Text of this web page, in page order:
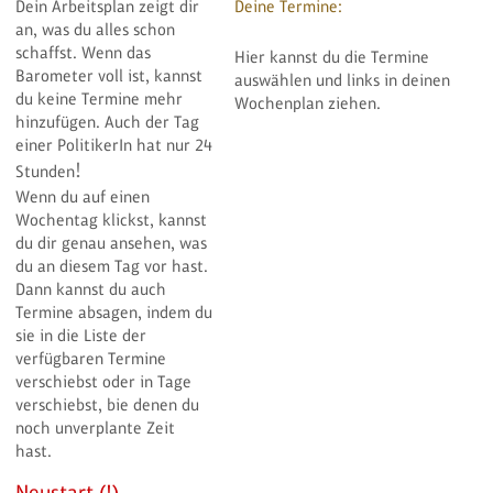
Dein Arbeitsplan zeigt dir
an, was du alles schon
schaffst. Wenn das
Barometer voll ist, kannst
du keine Termine mehr
hinzufügen. Auch der Tag
einer PolitikerIn hat nur 24
Stunden!
Wenn du auf einen
Wochentag klickst, kannst
du dir genau ansehen, was
du an diesem Tag vor hast.
Dann kannst du auch
Termine absagen, indem du
sie in die Liste der
verfügbaren Termine
verschiebst oder in Tage
verschiebst, bie denen du
noch unverplante Zeit
hast.
Vorbereitung des Ausschusses
durch eingehendes Studium der
Gesetze und der Unterlagen
sowie Kontaktaufnahme mit den
Freundes
Mama anrufen
Papa anrufen
Fenster putzen
Kochen
Sauna
Spaziergang
Rad fahren
Obst essen
Yoga
Deine Termine:
Hier kannst du die Termine
auswählen und links in deinen
Wochenplan ziehen.